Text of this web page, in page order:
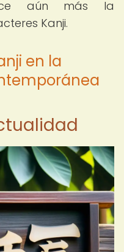
aún más la
Kanji.
en la